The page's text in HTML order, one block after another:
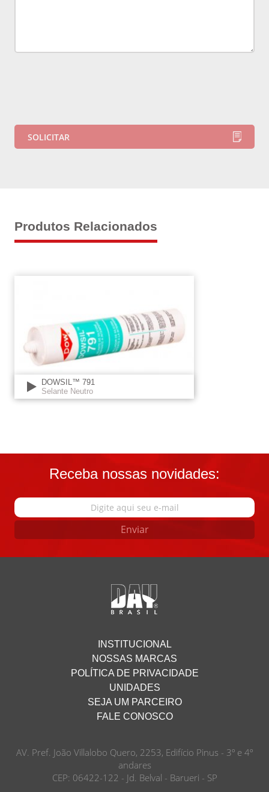
Produtos Relacionados
DOWSIL™ 791
Selante Neutro
Receba nossas novidades:
Enviar
INSTITUCIONAL
NOSSAS MARCAS
POLÍTICA DE PRIVACIDADE
UNIDADES
SEJA UM PARCEIRO
FALE CONOSCO
AV. Pref. João Villalobo Quero, 2253, Edifício Pinus - 3º e 4º
andares
CEP: 06422-122 - Jd. Belval - Barueri - SP